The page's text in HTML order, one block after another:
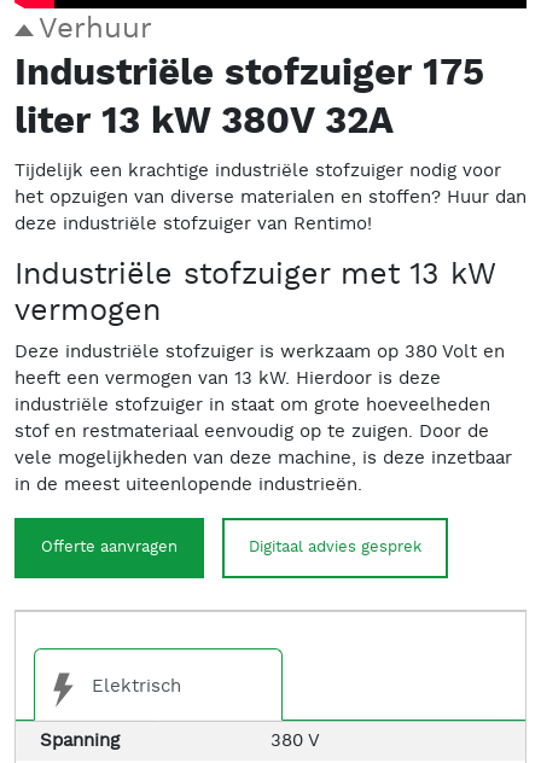
Verhuur
Industriële stofzuiger 175
liter 13 kW 380V 32A
Tijdelijk een krachtige industriële stofzuiger nodig voor
het opzuigen van diverse materialen en stoffen? Huur dan
deze industriële stofzuiger van Rentimo!
Industriële stofzuiger met 13 kW
vermogen
Deze industriële stofzuiger is werkzaam op 380 Volt en
heeft een vermogen van 13 kW. Hierdoor is deze
industriële stofzuiger in staat om grote hoeveelheden
stof en restmateriaal eenvoudig op te zuigen. Door de
vele mogelijkheden van deze machine, is deze inzetbaar
in de meest uiteenlopende industrieën.
Offerte aanvragen Digitaal advies gesprek
Elektrisch
Spanning
380 V